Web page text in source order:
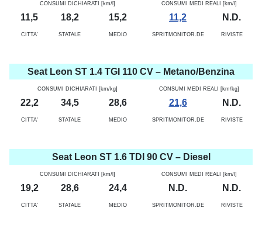
CONSUMI DICHIARATI [km/l] CONSUMI MEDI REALI [km/l]
11,5 18,2 15,2 11,2 N.D.
CITTA' STATALE MEDIO SPRITMONITOR.DE RIVISTE
Seat Leon ST 1.4 TGI 110 CV – Metano/Benzina
CONSUMI DICHIARATI [km/kg] CONSUMI MEDI REALI [km/kg]
22,2 34,5 28,6 21,6 N.D.
CITTA' STATALE MEDIO SPRITMONITOR.DE RIVISTE
Seat Leon ST 1.6 TDI 90 CV – Diesel
CONSUMI DICHIARATI [km/l] CONSUMI MEDI REALI [km/l]
19,2 28,6 24,4 N.D. N.D.
CITTA' STATALE MEDIO SPRITMONITOR.DE RIVISTE